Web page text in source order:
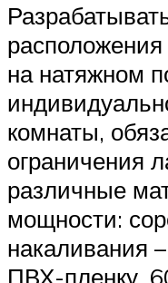
на натяжном
комнаты,
ограничения
различные
мощности:
накаливания
ПВХ-пленку,